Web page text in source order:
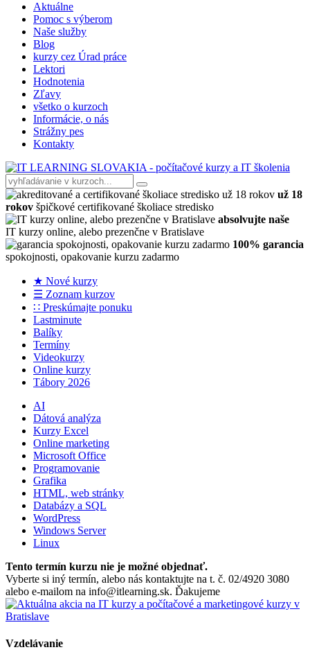
Aktuálne
Pomoc s výberom
Naše služby
Blog
kurzy cez Úrad práce
Lektori
Hodnotenia
Zľavy
všetko o kurzoch
Informácie, o nás
Strážny pes
Kontakty
už 18
rokov špičkové certifikované školiace stredisko
absolvujte naše
IT kurzy online, alebo prezenčne v Bratislave
100% garancia
spokojnosti, opakovanie kurzu zadarmo
★ Nové kurzy
☰ Zoznam kurzov
∷ Preskúmajte ponuku
Lastminute
Balíky
Termíny
Videokurzy
Online kurzy
Tábory 2026
AI
Dátová analýza
Kurzy Excel
Online marketing
Microsoft Office
Programovanie
Grafika
HTML, web stránky
Databázy a SQL
WordPress
Windows Server
Linux
Tento termín kurzu nie je možné objednať.
Vyberte si iný termín, alebo nás kontaktujte na t. č. 02/4920 3080
alebo e-mailom na info@itlearning.sk. Ďakujeme
Vzdelávanie